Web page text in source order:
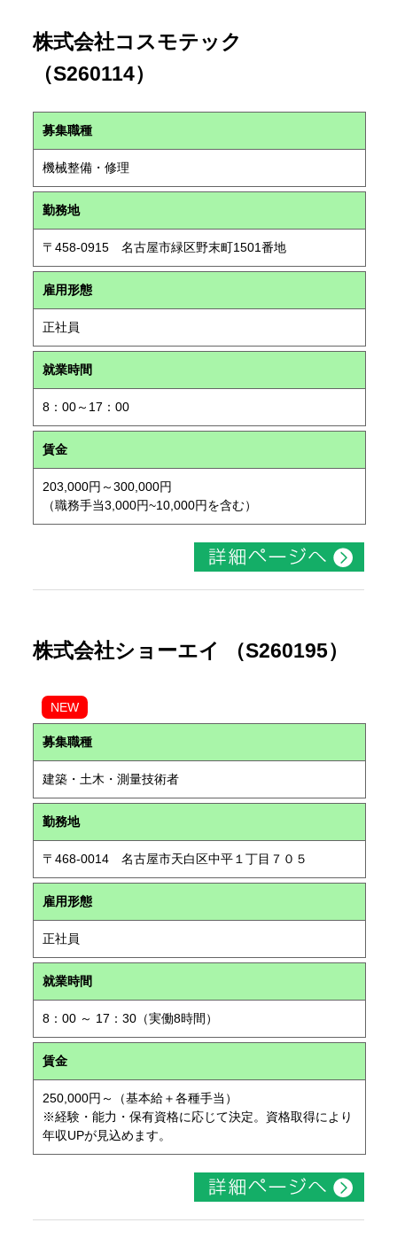
株式会社コスモテック
（S260114）
募集職種
機械整備・修理
勤務地
〒458-0915 名古屋市緑区野末町1501番地
雇用形態
正社員
就業時間
8：00～17：00
賃金
203,000円～300,000円
（職務手当3,000円~10,000円を含む）
株式会社ショーエイ （S260195）
NEW
募集職種
建築・土木・測量技術者
勤務地
〒468-0014 名古屋市天白区中平１丁目７０５
雇用形態
正社員
就業時間
8：00 ～ 17：30（実働8時間）
賃金
250,000円～（基本給＋各種手当）
※経験・能力・保有資格に応じて決定。資格取得により
年収UPが見込めます。